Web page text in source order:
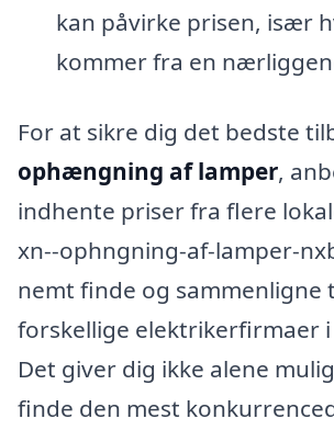
kan påvirke prisen, især
kommer fra en
For at sikre dig det bedste
ophængning af lamper,
indhente priser fra flere
xn--ophngning-af-lamper-
nemt finde og sammenligne
forskellige elektrikerfirmaer
Det giver dig ikke alene
finde den mest